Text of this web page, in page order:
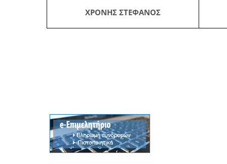
ΧΡΟΝΗΣ ΣΤΕΦΑΝΟΣ